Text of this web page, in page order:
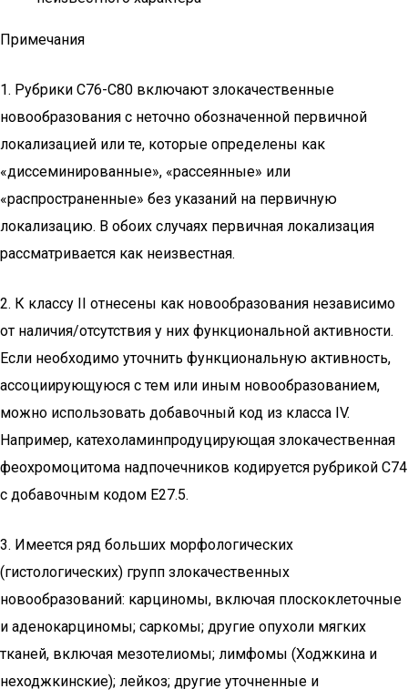
Примечания
1. Рубрики C76-C80 включают злокачественные
новообразования с неточно обозначенной первичной
локализацией или те, которые определены как
«диссеминированные», «рассеянные» или
«распространенные» без указаний на первичную
локализацию. В обоих случаях первичная локализация
рассматривается как неизвестная.
2. К классу II отнесены как новообразования независимо
от наличия/отсутствия у них функциональной активности.
Если необходимо уточнить функциональную активность,
ассоциирующуюся с тем или иным новообразованием,
можно использовать добавочный код из класса IV.
Например, катехоламинпродуцирующая злокачественная
феохромоцитома надпочечников кодируется рубрикой C74
с добавочным кодом E27.5.
3. Имеется ряд больших морфологических
(гистологических) групп злокачественных
новообразований: карциномы, включая плоскоклеточные
и аденокарциномы; саркомы; другие опухоли мягких
тканей, включая мезотелиомы; лимфомы (Ходжкина и
неходжкинские); лейкоз; другие уточненные и